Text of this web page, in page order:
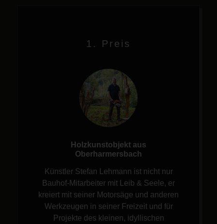
1. Preis
Holzkunstobjekt aus
Oberharmersbach
Künstler Stefan Lehmann ist nicht nur
Bauhof-Mitarbeiter mit Leib & Seele, er
kreiert mit seiner Motorsäge und anderen
Werkzeugen in seiner Freizeit und für
Projekte des kleinen, idyllischen